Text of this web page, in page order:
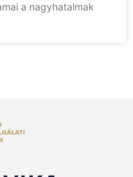
a nagyhatalmak